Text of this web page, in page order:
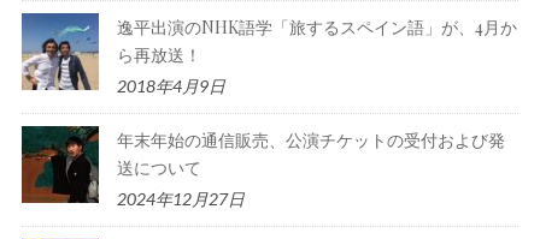
逸平出演のNHK語学「旅するスペイン語」が、4月か
ら再放送！
2018年4月9日
年末年始の通信販売、公演チケットの受付および発
送について
2024年12月27日